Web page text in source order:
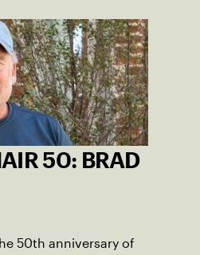
50: BRAD
50th anniversary of